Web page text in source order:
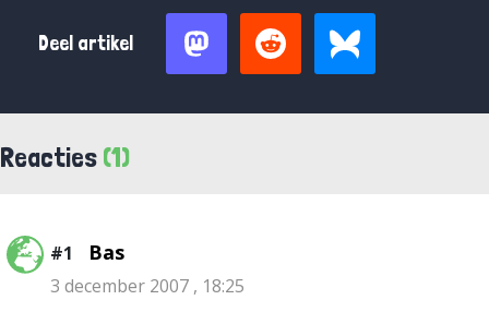
Deel artikel
Reacties (1)
#1 Bas
3 december 2007 , 18:25